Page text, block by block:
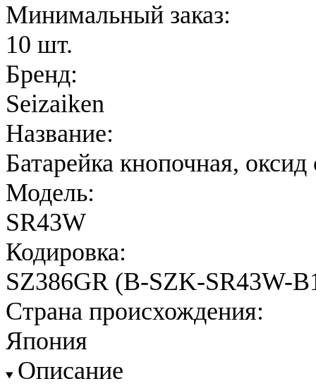
Минимальный заказ:
10 шт.
Бренд:
Seizaiken
Название:
Батарейка кнопочная, оксид
Модель:
SR43W
Кодировка:
SZ386GR (B-SZK-SR43W-
Страна происхождения:
Япония
Описание